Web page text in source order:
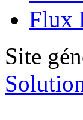
Flux
Site